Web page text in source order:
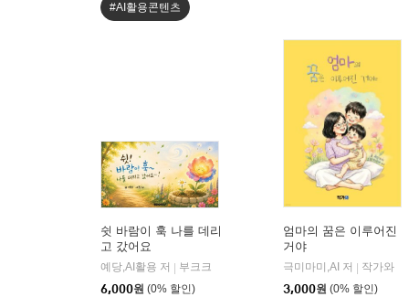
#AI활용콘텐츠
쉿 바람이 훅 나를 데리
고 갔어요
예당,AI활용 저
부크크
6,000원 (0% 할인)
엄마의 꿈은 이루어진
거야
극미마미,AI 저
작가와
3,000원 (0% 할인)